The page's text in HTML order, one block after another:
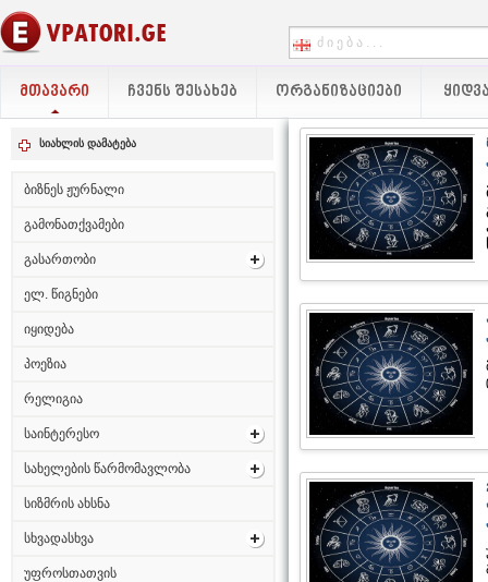
ᲛᲗᲐᲕᲐᲠᲘ ᲩᲕᲔᲜᲡ ᲨᲔᲡᲐᲮᲔᲑ ᲝᲠᲒᲐᲜᲘᲖᲐᲪᲘᲔᲑᲘ
სიახლის დამატება
ბიზნეს ჟურნალი
გამონათქვამები
გასართობი
ელ. წიგნები
იყიდება
პოეზია
რელიგია
საინტერესო
სახელების წარმომავლობა
სიზმრის ახსნა
სხვადასხვა
უფროსთათვის